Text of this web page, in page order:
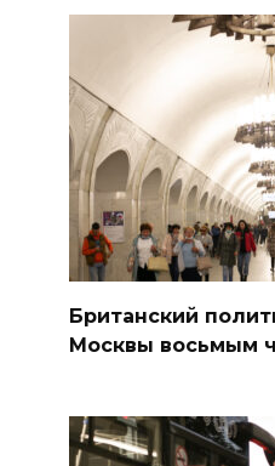
Британский
Москвы восьмым